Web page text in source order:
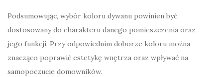
Podsumowując, wybór koloru dywanu powinien być
dostosowany do charakteru danego pomieszczenia oraz
jego funkcji. Przy odpowiednim doborze koloru można
znacząco poprawić estetykę wnętrza oraz wpływać na
samopoczucie domowników.